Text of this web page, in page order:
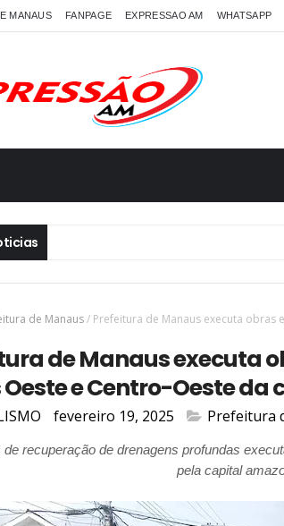
MANAUS FANPAGE EXPRESSAO AM WHATSAPP
de Manaus/ Prefeitura de Manaus executa obras
de Manaus executa
Oeste e Centro-Oeste da
fevereiro 19, 2025 Prefeitura
de recuperação de drenagens profundas
pela capital